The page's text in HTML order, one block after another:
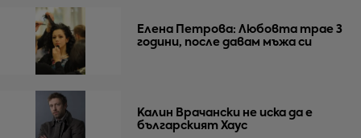
Елена Петрова: Любовта трае 3
години, после давам мъжа си
Калин Врачански не иска да е
българският Хаус